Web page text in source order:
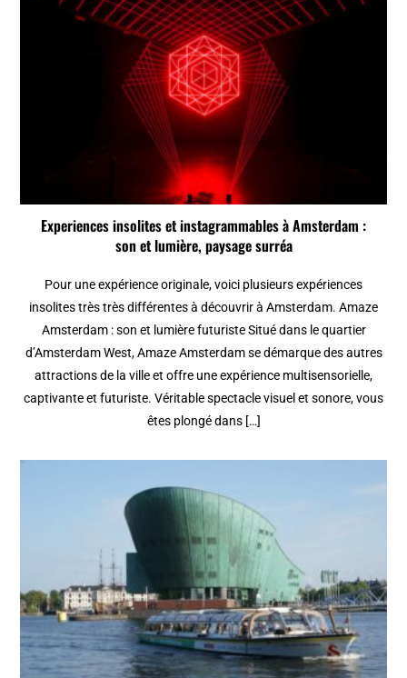
Experiences insolites et instagrammables à Amsterdam :
son et lumière, paysage surréa
Pour une expérience originale, voici plusieurs expériences
insolites très très différentes à découvrir à Amsterdam. Amaze
Amsterdam : son et lumière futuriste Situé dans le quartier
d’Amsterdam West, Amaze Amsterdam se démarque des autres
attractions de la ville et offre une expérience multisensorielle,
captivante et futuriste. Véritable spectacle visuel et sonore, vous
êtes plongé dans […]